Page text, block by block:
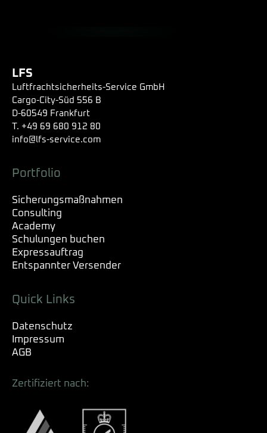
LFS
Luftfrachtsicherheits-Service GmbH
Cargo-City-Süd 556 B
D-60549 Frankfurt
T. +49 69 680 912 80
info@lfs-service.com
Portfolio
Sicherungsmaßnahmen
Consulting
Academy
Schulungen buchen
Expressauftrag
Entspannter Versender
Quick Links
Datenschutz
Impressum
AGB
Zertifiziert nach: